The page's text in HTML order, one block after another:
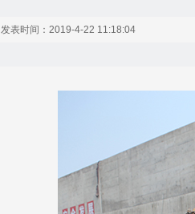
发表时间：2019-4-22 11:18:04